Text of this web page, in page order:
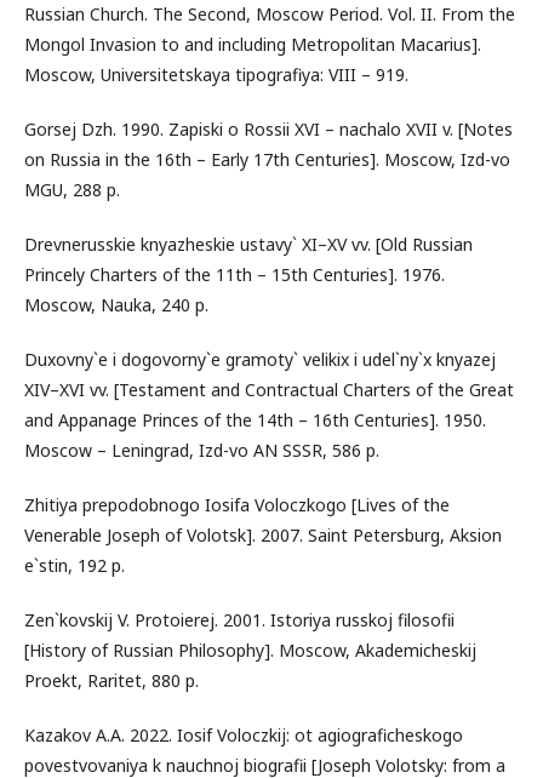
Russian Church. The Second, Moscow Period. Vol. II. From the
Mongol Invasion to and including Metropolitan Macarius].
Moscow, Universitetskaya tipografiya: VIII – 919.
Gorsej Dzh. 1990. Zapiski o Rossii XVI – nachalo XVII v. [Notes
on Russia in the 16th – Early 17th Centuries]. Moscow, Izd-vo
MGU, 288 p.
Drevnerusskie knyazheskie ustavy` XI–XV vv. [Old Russian
Princely Charters of the 11th – 15th Centuries]. 1976.
Moscow, Nauka, 240 p.
Duxovny`e i dogovorny`e gramoty` velikix i udel`ny`x knyazej
XIV–XVI vv. [Testament and Contractual Charters of the Great
and Appanage Princes of the 14th – 16th Centuries]. 1950.
Moscow – Leningrad, Izd-vo AN SSSR, 586 p.
Zhitiya prepodobnogo Iosifa Voloczkogo [Lives of the
Venerable Joseph of Volotsk]. 2007. Saint Petersburg, Aksion
e`stin, 192 p.
Zen`kovskij V. Protoierej. 2001. Istoriya russkoj filosofii
[History of Russian Philosophy]. Moscow, Akademicheskij
Proekt, Raritet, 880 p.
Kazakov A.A. 2022. Iosif Voloczkij: ot agiograficheskogo
povestvovaniya k nauchnoj biografii [Joseph Volotsky: from a